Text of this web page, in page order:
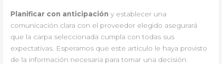
Planificar con anticipación y establecer una
comunicación clara con el proveedor elegido asegurará
que la carpa seleccionada cumpla con todas sus
expectativas. Esperamos que este artículo le haya provisto
de la información necesaria para tomar una decisión